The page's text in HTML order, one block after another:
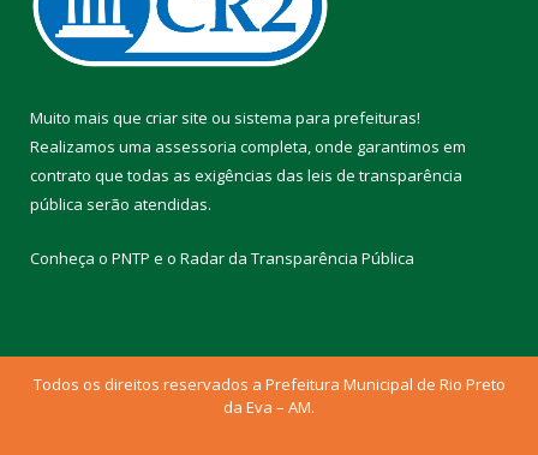
Muito mais que criar site ou sistema para prefeituras!
Realizamos uma assessoria completa, onde garantimos em
contrato que todas as exigências das leis de transparência
pública serão atendidas.
Conheça o PNTP e o Radar da Transparência Pública
Todos os direitos reservados a Prefeitura Municipal de Rio Preto
da Eva – AM.